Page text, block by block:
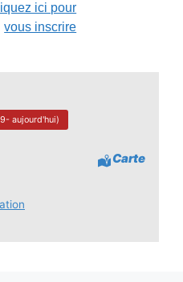
ici pour
vous inscrire
aujourd'hui)
Carte